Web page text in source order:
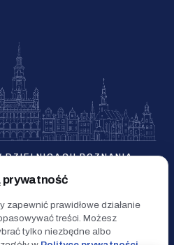
DZIELNICACH POZNANIA
Wilda
Naramowice Górczyn
Miasto
prywatność
zapewnić prawidłowe działanie
treści. Możesz
tylko niezbędne albo